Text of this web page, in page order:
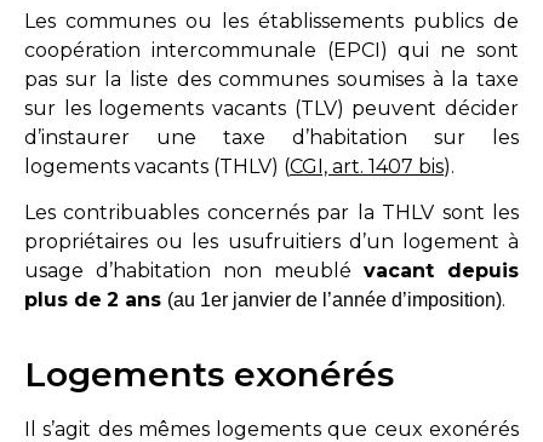
Les communes ou les établissements publics de
coopération intercommunale (EPCI) qui ne sont
pas sur la liste des communes soumises à la taxe
sur les logements vacants (TLV) peuvent décider
d’instaurer une taxe d’habitation sur les
logements vacants (THLV) (CGI, art. 1407 bis).
Les contribuables concernés par la THLV sont les
propriétaires ou les usufruitiers d’un logement à
usage d’habitation non meublé vacant depuis
plus de 2 ans (au 1er janvier de l’année d’imposition).
Logements exonérés
Il s’agit des mêmes logements que ceux exonérés